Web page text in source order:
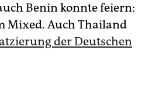
Benin konnte feiern:
Mixed. Auch Thailand
der Deutschen